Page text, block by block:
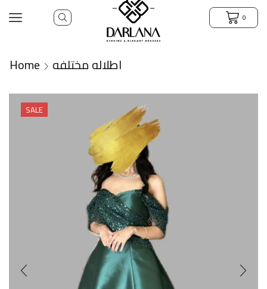
0
Home اطلاله مختلفه
SALE